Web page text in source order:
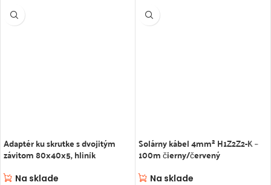
Adaptér ku skrutke s dvojitým
závitom 80x40x5, hliník
Na sklade
Solárny kábel 4mm² H1Z2Z2-K –
100m čierny/červený
Na sklade